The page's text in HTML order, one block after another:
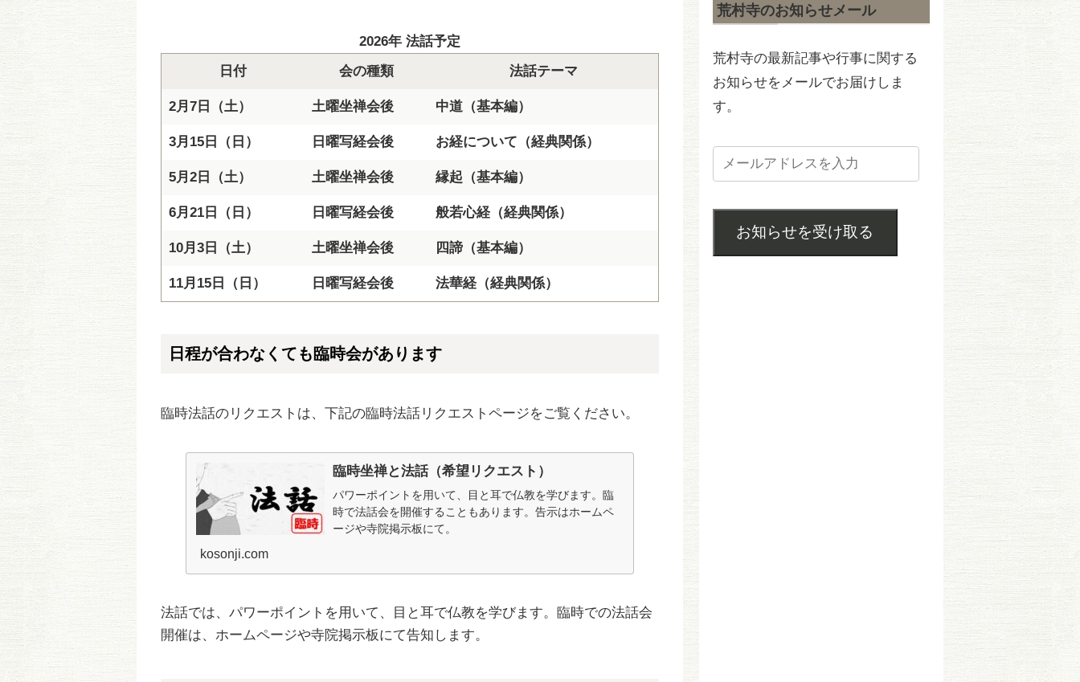
2026年 法話予定
日付
会の種類 法話テーマ
2月7日（土） 土曜坐禅会後 中道（基本編）
3月15日（日） 日曜写経会後 お経について（経典関係）
5月2日（土） 土曜坐禅会後 縁起（基本編）
6月21日（日） 日曜写経会後 般若心経（経典関係）
10月3日（土） 土曜坐禅会後 四諦（基本編）
11月15日（日） 日曜写経会後 法華経（経典関係）
日程が合わなくても臨時会があります
臨時法話のリクエストは、下記の臨時法話リクエストページをご覧ください。
臨時坐禅と法話（希望リクエスト）
パワーポイントを用いて、目と耳で仏教を学びます。臨
時で法話会を開催することもあります。告示はホームペ
ージや寺院掲示板にて。
kosonji.com
法話では、パワーポイントを用いて、目と耳で仏教を学びます。臨時での法話会
開催は、ホームページや寺院掲示板にて告知します。
荒村寺のお知らせメール
荒村寺の最新記事や行事に関する
お知らせをメールでお届けしま
す。
お知らせを受け取る